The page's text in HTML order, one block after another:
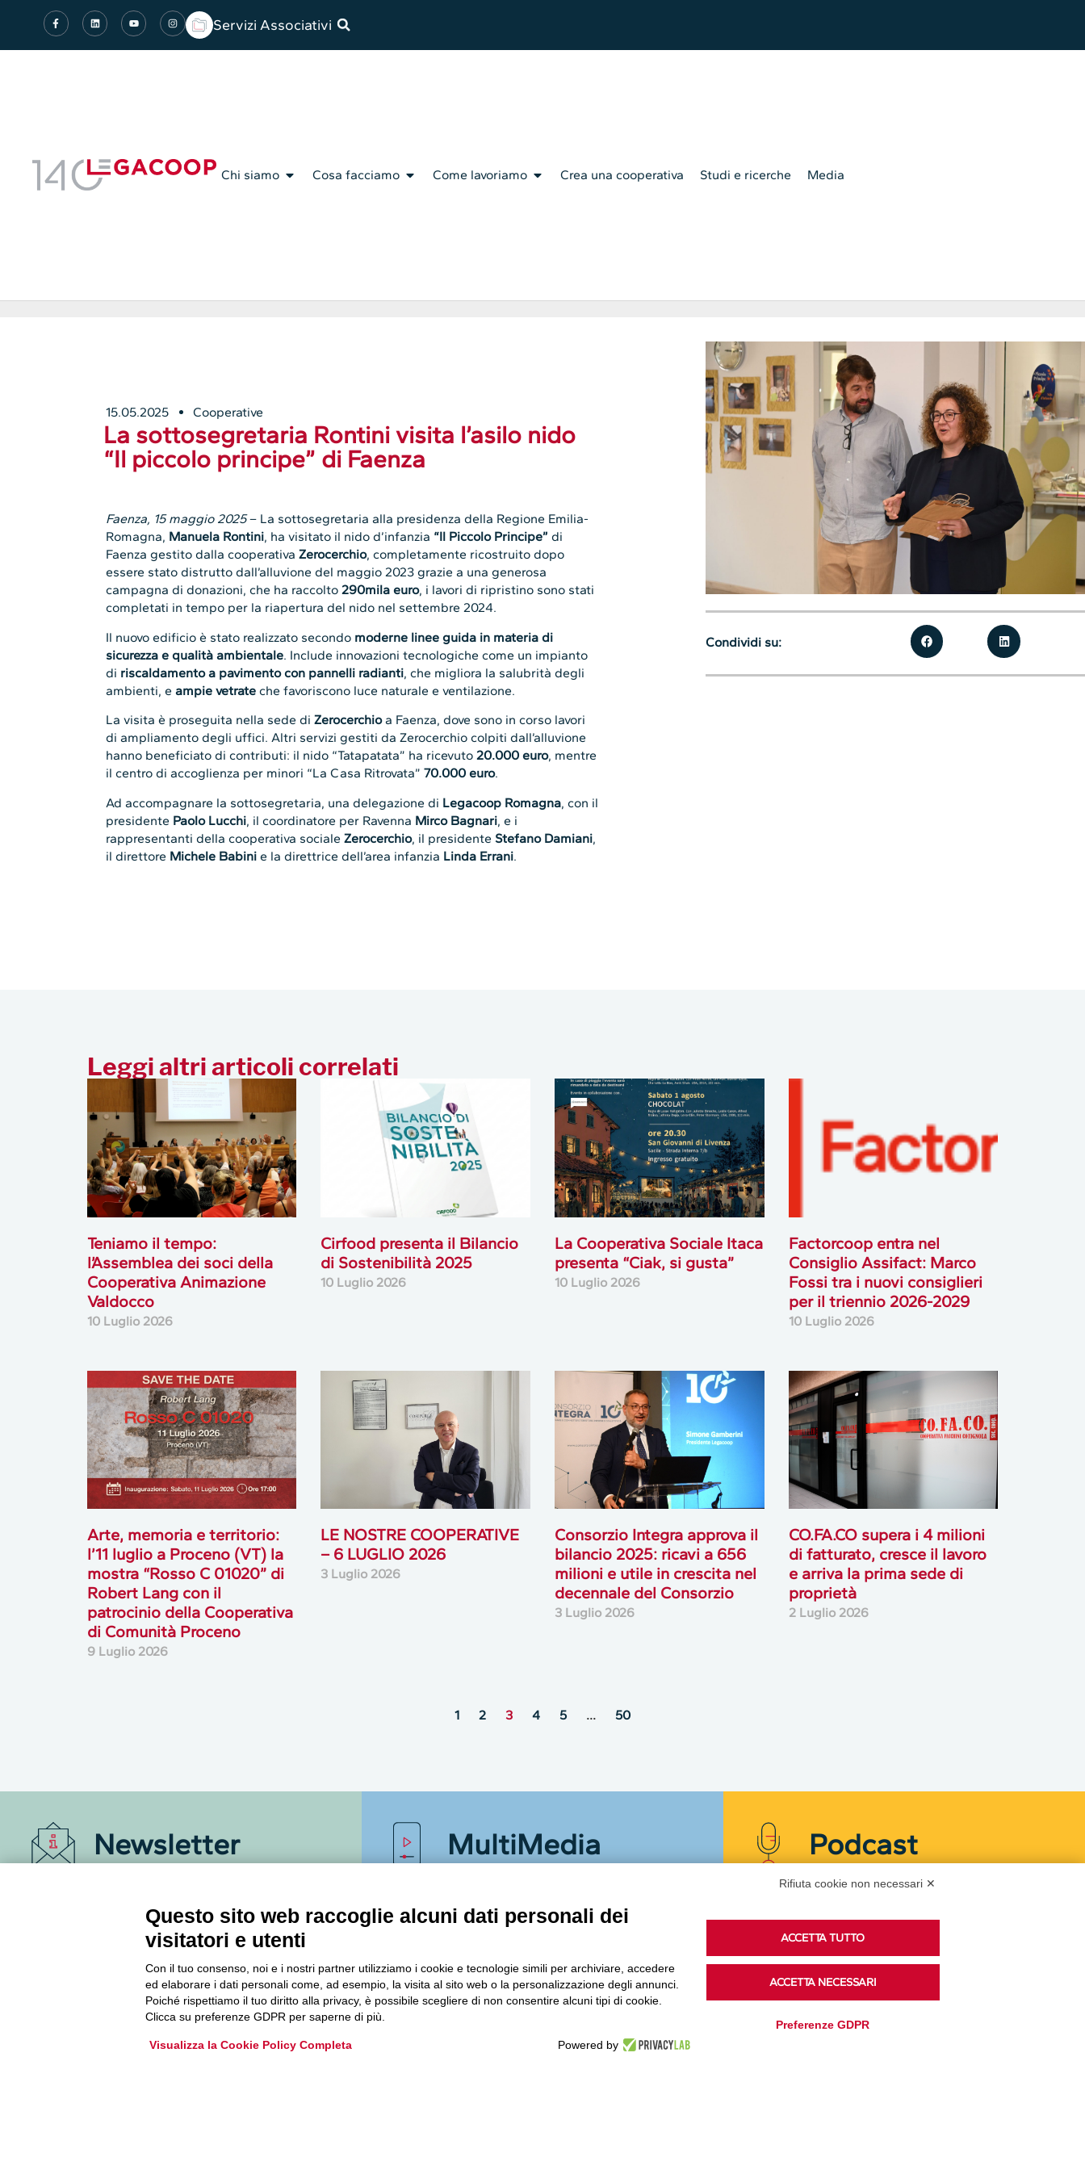
Servizi Associativi
Chi siamo Cosa facciamo Come lavoriamo Crea una cooperativa Studi e ricerche Media
15.05.2025 Cooperative
La sottosegretaria Rontini visita l’asilo nido
“Il piccolo principe” di Faenza
Faenza, 15 maggio 2025– La sottosegretaria alla presidenza della Regione Emilia-
Romagna, Manuela Rontini, ha visitato il nido d’infanzia “Il Piccolo Principe” di
Faenza gestito dalla cooperativaZerocerchio, completamente ricostruito dopo
essere stato distrutto dall’alluvione del maggio 2023 grazie a una generosa
campagna di donazioni, che ha raccolto290mila euro, i lavori di ripristino sono stati
completati in tempo per la riapertura del nido nel settembre 2024.
Il nuovo edificio è stato realizzato secondo moderne linee guida in materia di
sicurezza e qualità ambientale. Include innovazioni tecnologiche come un impianto
di riscaldamento a pavimento con pannelli radianti, che migliora la salubrità degli
ambienti, eampie vetrate che favoriscono luce naturale e ventilazione.
La visita è proseguita nella sede diZerocerchioa Faenza, dove sono in corso lavori
di ampliamento degli uffici. Altri servizi gestiti da Zerocerchio colpiti dall’alluvione
hanno beneficiato di contributi: il nido “Tatapatata” ha ricevuto20.000 euro, mentre
il centro di accoglienza per minori “La Casa Ritrovata”70.000 euro.
Ad accompagnare la sottosegretaria, una delegazione di Legacoop Romagna, con il
presidente Paolo Lucchi, il coordinatore per Ravenna Mirco Bagnari, e i
rappresentanti della cooperativa socialeZerocerchio, il presidente Stefano Damiani,
il direttore Michele Babini e la direttrice dell’area infanzia Linda Errani.
Condividi su:
Leggi altri articoli correlati
Teniamo il tempo:
l’Assemblea dei soci della
Cooperativa Animazione
Valdocco
10 Luglio 2026
Cirfood presenta il Bilancio
di Sostenibilità 2025
10 Luglio 2026
La Cooperativa Sociale Itaca
presenta “Ciak, si gusta”
10 Luglio 2026
Factorcoop entra nel
Consiglio Assifact: Marco
Fossi tra i nuovi consiglieri
per il triennio 2026-2029
10 Luglio 2026
Arte, memoria e territorio:
l’11 luglio a Proceno (VT) la
mostra “Rosso C 01020” di
Robert Lang con il
patrocinio della Cooperativa
di Comunità Proceno
9 Luglio 2026
LE NOSTRE COOPERATIVE
– 6 LUGLIO 2026
3 Luglio 2026
Consorzio Integra approva il
bilancio 2025: ricavi a 656
milioni e utile in crescita nel
decennale del Consorzio
3 Luglio 2026
CO.FA.CO supera i 4 milioni
di fatturato, cresce il lavoro
e arriva la prima sede di
proprietà
2 Luglio 2026
1 2 3 4 5 … 50
Newsletter
Informazioni per restare sempre aggiornati sul
mondo della cooperazione.
Archivio Newsletter
MultiMedia
Guarda i nostri video, storie e webinar.
Accedi a Youtube
Podcast
su Spreaker.
Rifiuta cookie non necessari ✕
Questo sito web raccoglie alcuni dati personali dei
visitatori e utenti
Con il tuo consenso, noi e i nostri partner utilizziamo i cookie e tecnologie simili per archiviare, accedere
ed elaborare i dati personali come, ad esempio, la visita al sito web o la personalizzazione degli annunci.
Poiché rispettiamo il tuo diritto alla privacy, è possibile scegliere di non consentire alcuni tipi di cookie.
Clicca su preferenze GDPR per saperne di più.
Visualizza la Cookie Policy Completa Powered by
ACCETTA TUTTO
ACCETTA NECESSARI
Preferenze GDPR